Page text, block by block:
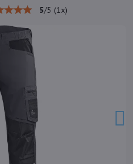
5/5 (1 x)